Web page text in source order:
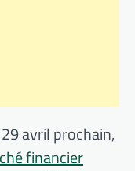
avril prochain,
financier